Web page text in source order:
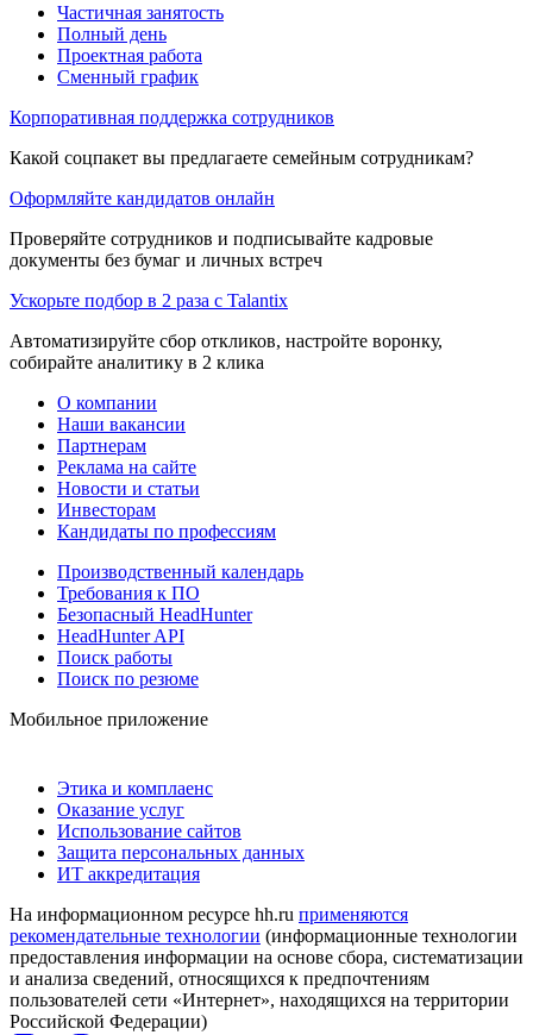
Частичная занятость
Полный день
Проектная работа
Сменный график
Корпоративная поддержка сотрудников
Какой соцпакет вы предлагаете семейным сотрудникам?
Оформляйте кандидатов онлайн
Проверяйте сотрудников и подписывайте кадровые
документы без бумаг и личных встреч
Ускорьте подбор в 2 раза с Talantix
Автоматизируйте сбор откликов, настройте воронку,
собирайте аналитику в 2 клика
О компании
Наши вакансии
Партнерам
Реклама на сайте
Новости и статьи
Инвесторам
Кандидаты по профессиям
Производственный календарь
Требования к ПО
Безопасный HeadHunter
HeadHunter API
Поиск работы
Поиск по резюме
Мобильное приложение
Этика и комплаенс
Оказание услуг
Использование сайтов
Защита персональных данных
ИТ аккредитация
На информационном ресурсе hh.ru применяются
рекомендательные технологии (информационные технологии
предоставления информации на основе сбора, систематизации
и анализа сведений, относящихся к предпочтениям
пользователей сети «Интернет», находящихся на территории
Российской Федерации)